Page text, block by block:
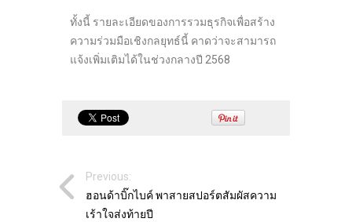
ทั้งนี้ รายละเอียดของการรวมธุรกิจเพื่อสร้าง
ความร่วมมือเชิงกลยุทธ์นี้ คาดว่าจะสามารถ
แจ้งเพิ่มเติมได้ในช่วงกลางปี 2568
Previous:
ฮอนด้าบิ๊กไบค์ พาสายสปอร์ตสัมผัสความ
เร้าใจส่งท้ายปี